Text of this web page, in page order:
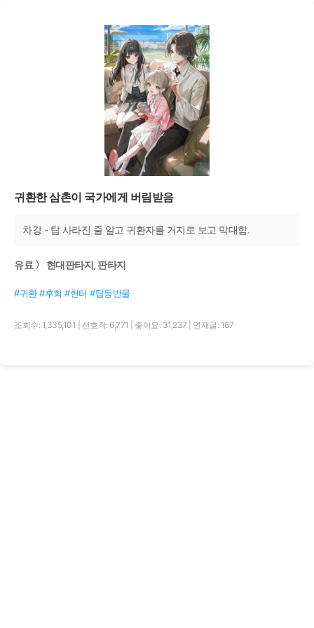
귀환한 삼촌이 국가에게 버림받음
차강 - 탑 사라진 줄 알고 귀환자를 거지로 보고 막대함.
유료 〉 현대판타지, 판타지
#귀환 #후회 #헌터 #탑등반물
조회수: 1,335,101 선호작: 6,771 좋아요: 31,237 연재글: 167